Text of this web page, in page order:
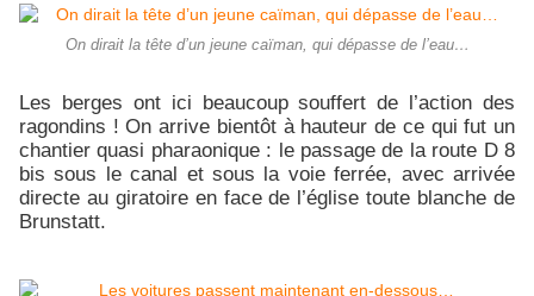
On dirait la tête d’un jeune caïman, qui dépasse de l’eau…
Les berges ont ici beaucoup souffert de l’action des
ragondins ! On arrive bientôt à hauteur de ce qui fut un
chantier quasi pharaonique : le passage de la route D 8
bis sous le canal et sous la voie ferrée, avec arrivée
directe au giratoire en face de l’église toute blanche de
Brunstatt.